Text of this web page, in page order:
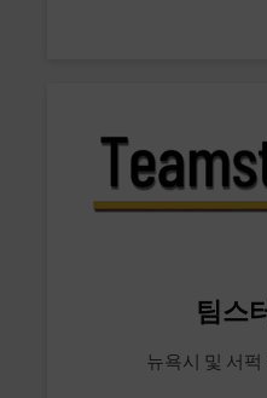
팀스
뉴욕시 및 서